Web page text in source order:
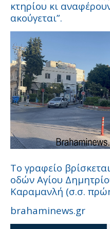
κτηρίου κι
ακούγεται”.
Το γραφείο
οδών Αγίου
Καραμανλή (σ.σ.
brahaminews.gr